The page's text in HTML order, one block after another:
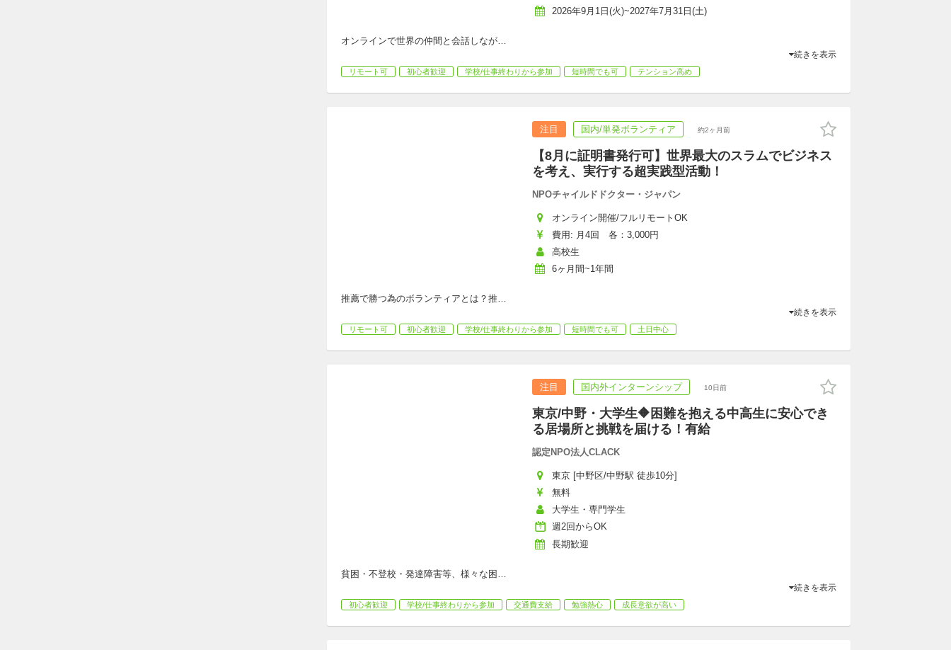
2026年9月1日(火)~2027年7月31日(土)
オンラインで世界の仲間と会話しなが…
続きを表示
リモート可 初心者歓迎 学校/仕事終わりから参加 短時間でも可 テンション高め
注目 国内/単発ボランティア 約2ヶ月前
【8月に証明書発行可】世界最大のスラムでビジネス
を考え、実行する超実践型活動！
NPOチャイルドドクター・ジャパン
オンライン開催/フルリモートOK
費用: 月4回　各：3,000円
高校生
6ヶ月間~1年間
推薦で勝つ為のボランティアとは？推…
続きを表示
リモート可 初心者歓迎 学校/仕事終わりから参加 短時間でも可 土日中心
注目 国内外インターンシップ 10日前
東京/中野・大学生🔶困難を抱える中高生に安心でき
る居場所と挑戦を届ける！有給
認定NPO法人CLACK
東京 [中野区/中野駅 徒歩10分]
無料
大学生・専門学生
週2回からOK
長期歓迎
貧困・不登校・発達障害等、様々な困 …
続きを表示
初心者歓迎 学校/仕事終わりから参加 交通費支給 勉強熱心 成長意欲が高い